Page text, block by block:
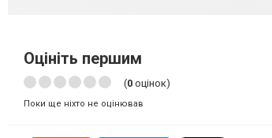
Оцініть першим
(0 оцінок)
Поки ще ніхто не оцінював